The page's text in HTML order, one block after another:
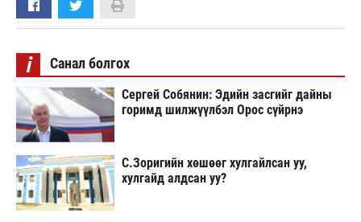
i Санал болгох
Сергей Собянин: Эдийн засгийг дайны
горимд шилжүүлбэл Орос сүйрнэ
С.Зоригийн хөшөөг хулгайлсан уу,
хулгайд алдсан уу?